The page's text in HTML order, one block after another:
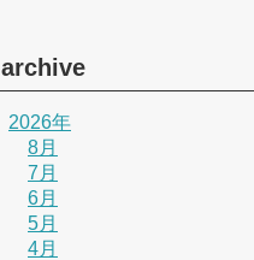
archive
2026年
8月
7月
6月
5月
4月